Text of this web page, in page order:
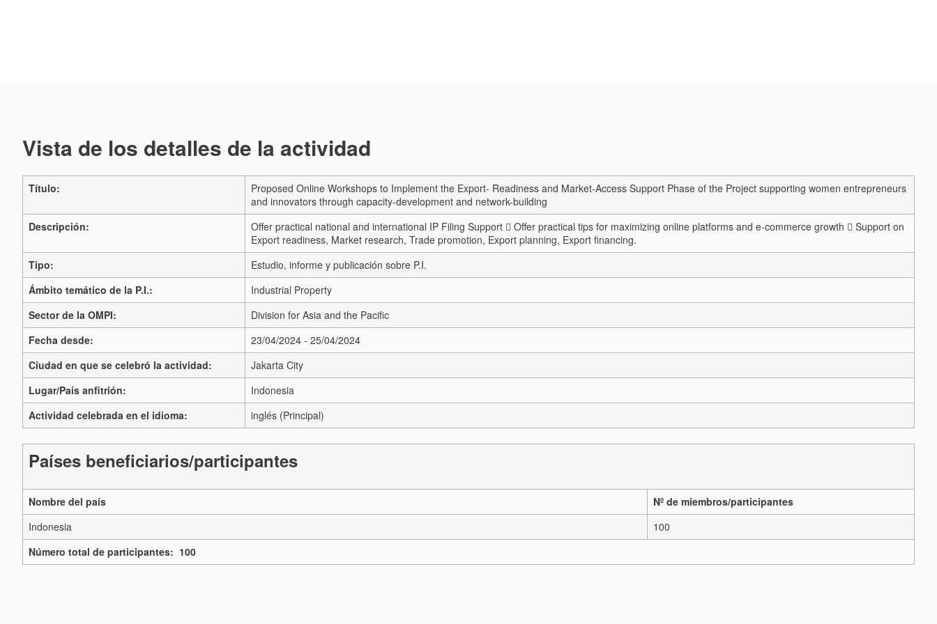
Vista de los detalles de la actividad
Título:
Proposed Online Workshops to Implement the Export- Readiness and Market-Access Support Phase of the Project supporting women entrepreneurs
and innovators through capacity-development and network-building
Descripción:
Offer practical national and international IP Filing Support  Offer practical tips for maximizing online platforms and e-commerce growth  Support on
Export readiness, Market research, Trade promotion, Export planning, Export financing.
Tipo:
Estudio, informe y publicación sobre P.I.
Ámbito temático de la P.I.:
Industrial Property
Sector de la OMPI:
Division for Asia and the Pacific
Fecha desde:
23/04/2024 - 25/04/2024
Ciudad en que se celebró la actividad:
Jakarta City
Lugar/País anfitrión:
Indonesia
Actividad celebrada en el idioma:
inglés (Principal)
Países beneficiarios/participantes
Nombre del país
Nº de miembros/participantes
Indonesia
100
Número total de participantes: 100